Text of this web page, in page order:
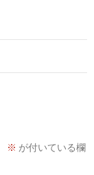
※ が付いている欄